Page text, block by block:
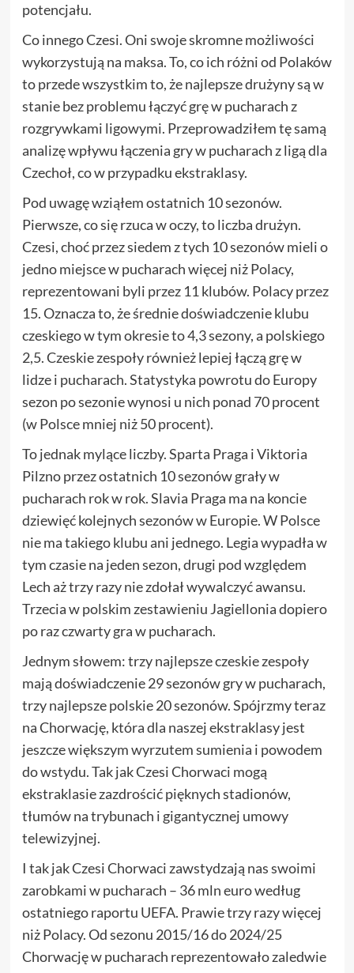
potencjału.
Co innego Czesi. Oni swoje skromne możliwości
wykorzystują na maksa. To, co ich różni od Polaków
to przede wszystkim to, że najlepsze drużyny są w
stanie bez problemu łączyć grę w pucharach z
rozgrywkami ligowymi. Przeprowadziłem tę samą
analizę wpływu łączenia gry w pucharach z ligą dla
Czechoł, co w przypadku ekstraklasy.
Pod uwagę wziąłem ostatnich 10 sezonów.
Pierwsze, co się rzuca w oczy, to liczba drużyn.
Czesi, choć przez siedem z tych 10 sezonów mieli o
jedno miejsce w pucharach więcej niż Polacy,
reprezentowani byli przez 11 klubów. Polacy przez
15. Oznacza to, że średnie doświadczenie klubu
czeskiego w tym okresie to 4,3 sezony, a polskiego
2,5. Czeskie zespoły również lepiej łączą grę w
lidze i pucharach. Statystyka powrotu do Europy
sezon po sezonie wynosi u nich ponad 70 procent
(w Polsce mniej niż 50 procent).
To jednak mylące liczby. Sparta Praga i Viktoria
Pilzno przez ostatnich 10 sezonów grały w
pucharach rok w rok. Slavia Praga ma na koncie
dziewięć kolejnych sezonów w Europie. W Polsce
nie ma takiego klubu ani jednego. Legia wypadła w
tym czasie na jeden sezon, drugi pod względem
Lech aż trzy razy nie zdołał wywalczyć awansu.
Trzecia w polskim zestawieniu Jagiellonia dopiero
po raz czwarty gra w pucharach.
Jednym słowem: trzy najlepsze czeskie zespoły
mają doświadczenie 29 sezonów gry w pucharach,
trzy najlepsze polskie 20 sezonów. Spójrzmy teraz
na Chorwację, która dla naszej ekstraklasy jest
jeszcze większym wyrzutem sumienia i powodem
do wstydu. Tak jak Czesi Chorwaci mogą
ekstraklasie zazdrościć pięknych stadionów,
tłumów na trybunach i gigantycznej umowy
telewizyjnej.
I tak jak Czesi Chorwaci zawstydzają nas swoimi
zarobkami w pucharach – 36 mln euro według
ostatniego raportu UEFA. Prawie trzy razy więcej
niż Polacy. Od sezonu 2015/16 do 2024/25
Chorwację w pucharach reprezentowało zaledwie